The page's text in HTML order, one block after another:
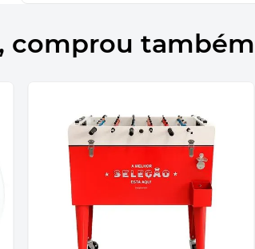
comprou também